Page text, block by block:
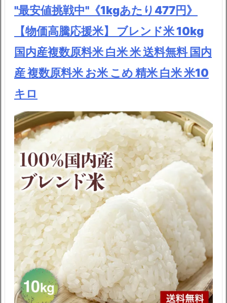
"最安値挑戦中"《1kgあたり477円》
【物価高騰応援米】 ブレンド米 10kg
国内産複数原料米 白米 米 送料無料 国内
産 複数原料米 お米 こめ 精米 白米 米10
キロ